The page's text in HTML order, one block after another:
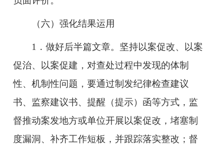
（六）强化结果运用
1．做好后半篇文章。坚持以案促改、以案
促治、以案促建，对查处过程中发现的体制
性、机制性问题，要通过制发纪律检查建议
书、监察建议书、提醒（提示）函等方式，监
督推动案发地方或单位开展以案促改，堵塞制
度漏洞、补齐工作短板，并跟踪落实整改；督